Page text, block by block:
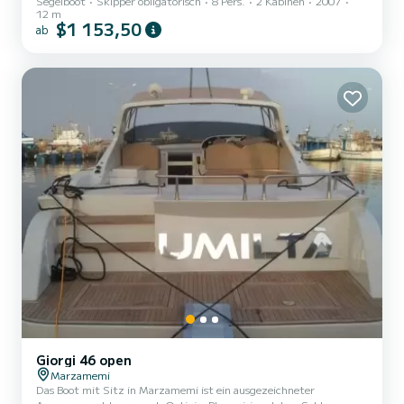
12 m
ab $1 153,50
Giorgi 46 open
Marzamemi
Das Boot mit Sitz in Marzamemi ist ein ausgezeichneter